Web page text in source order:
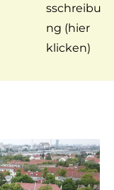
sschreibu
ng (hier
klicken)